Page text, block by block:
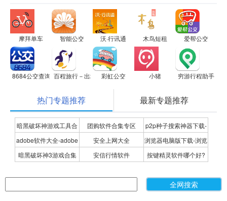
摩拜单车 智能公交 沃·行讯通 木鸟短租 爱帮公交
8684公交查询 百程旅行－出境游专家，签证无忧
彩虹公交 小猪 穷游行程助手
热门专题推荐 最新专题推荐
暗黑破坏神游戏工具合
集
团购软件合集专区
p2p种子搜索神器下载-
P2P种子搜索神器专题
adobe软件大全-adobe
全系列软件下载-adobe
安全上网大全
浏览器电脑版下载-浏览
器下载合集
暗黑破坏神3游戏合集 安信行情软件
按键精灵软件哪个好?